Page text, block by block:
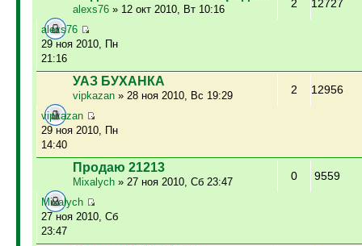
alexs76» 12 окт 2010, Вт 10:16 2 12727
alexs76
29 ноя 2010, Пн
21:16
УАЗ БУХАНКА
vipkazan» 28 ноя 2010, Вс 19:29 2 12956
vipkazan
29 ноя 2010, Пн
14:40
Продаю 21213
Mixalych» 27 ноя 2010, Сб 23:47 0 9559
Mixalych
27 ноя 2010, Сб
23:47